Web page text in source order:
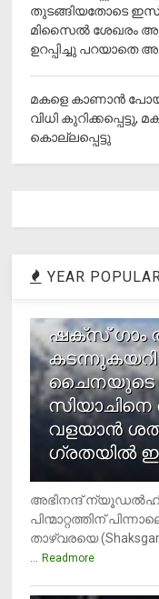
തുടങ്ങിയതോടെ
മിസൈല്‍ ശേഖരം
ഉറപ്പിച്ചു പറയാതെ
മകളെ കാണാന്‍ പോയ
വിധി
കൊല്ലപ്പെട്ടു
YEAR POPULAR
ഷക്സ് ​ഗാം
കടന്നുകയറി
ചൈനയുടെ
വളയാൻ
ഗ്രതയിൽ
അഭിനന്ദ് ന്യൂഡൽഹി
പിന്മാറ്റത്തിന്
താഴ്‌വരയെ
Readmore